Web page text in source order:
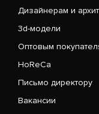
Дизайнерам и
3d-модели
Оптовым
HoReCa
Письмо директору
Вакансии